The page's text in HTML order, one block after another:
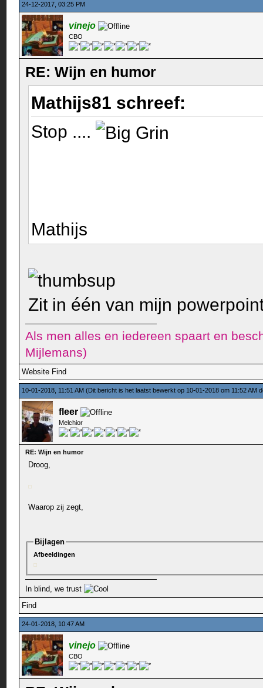
24-12-2017, 03:25 PM
vinejo
CBO
RE: Wijn en humor
Mathijs81 schreef:
Stop ....
Mathijs
Zit in één van mijn
Als men alles en iedereen spaart en
Mijlemans)
Website Find
10-01-2018, 11:51 AM(Dit bericht is het laatst bewerkt op 10-01-2018 om 11:52 AM
fleer
Melchior
RE: Wijn en humor
Droog,
Waarop zij zegt,
Bijlagen
Afbeeldingen
In blind, we trust
Find
24-01-2018, 10:47 AM
vinejo
CBO